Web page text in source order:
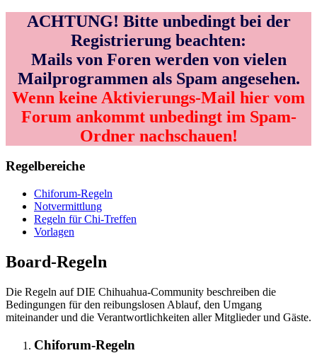
ACHTUNG! Bitte unbedingt bei der
Registrierung beachten:
Mails von Foren werden von vielen
Mailprogrammen als Spam angesehen.
Wenn keine Aktivierungs-Mail hier vom
Forum ankommt unbedingt im Spam-
Ordner nachschauen!
Regelbereiche
Chiforum-Regeln
Notvermittlung
Regeln für Chi-Treffen
Vorlagen
Board-Regeln
Die Regeln auf DIE Chihuahua-Community beschreiben die
Bedingungen für den reibungslosen Ablauf, den Umgang
miteinander und die Verantwortlichkeiten aller Mitglieder und Gäste.
Chiforum-Regeln